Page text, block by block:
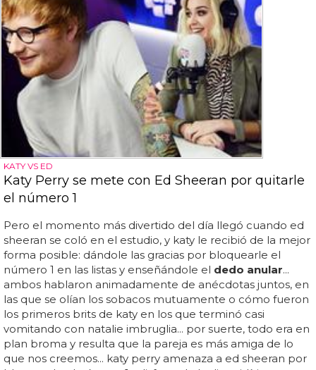
KATY VS ED
Katy Perry se mete con Ed Sheeran por quitarle
el número 1
Pero el momento más divertido del día llegó cuando ed
sheeran se coló en el estudio, y katy le recibió de la mejor
forma posible: dándole las gracias por bloquearle el
número 1 en las listas y enseñándole el dedo anular...
ambos hablaron animadamente de anécdotas juntos, en
las que se olían los sobacos mutuamente o cómo fueron
los primeros brits de katy en los que terminó casi
vomitando con natalie imbruglia... por suerte, todo era en
plan broma y resulta que la pareja es más amiga de lo
que nos creemos... katy perry amenaza a ed sheeran por